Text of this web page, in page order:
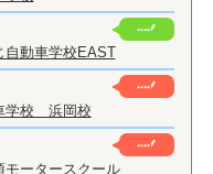
自動車学校EAST
学校 浜岡校
モータースクール